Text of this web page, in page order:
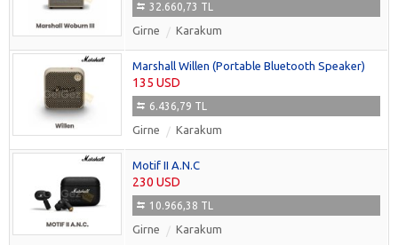
32.660,73 TL
Girne Karakum
Marshall Willen (Portable Bluetooth Speaker)
135 USD
6.436,79 TL
Girne Karakum
Motif II A.N.C
230 USD
10.966,38 TL
Girne Karakum